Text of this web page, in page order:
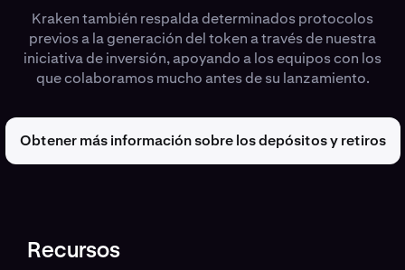
Kraken también respalda determinados protocolos
previos a la generación del token a través de nuestra
iniciativa de inversión, apoyando a los equipos con los
que colaboramos mucho antes de su lanzamiento.
Obtener más información sobre los depósitos y retiros
Recursos